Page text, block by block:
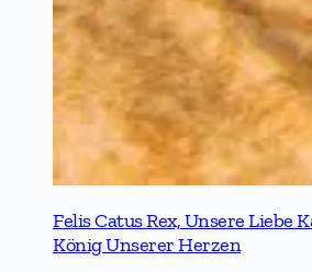
Felis Catus Rex, Unsere Liebe
König Unserer Herzen